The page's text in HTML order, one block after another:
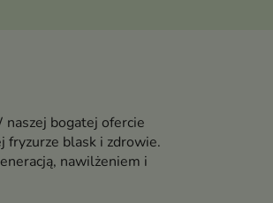
bogatej ofercie
fryzurze blask i zdrowie.
nawilżeniem i